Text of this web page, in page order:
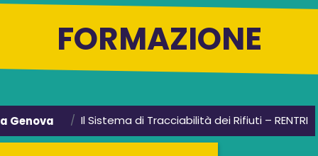
FORMAZIONE
Genova Il Sistema di Tracciabilità dei Rifiuti – RENTRI